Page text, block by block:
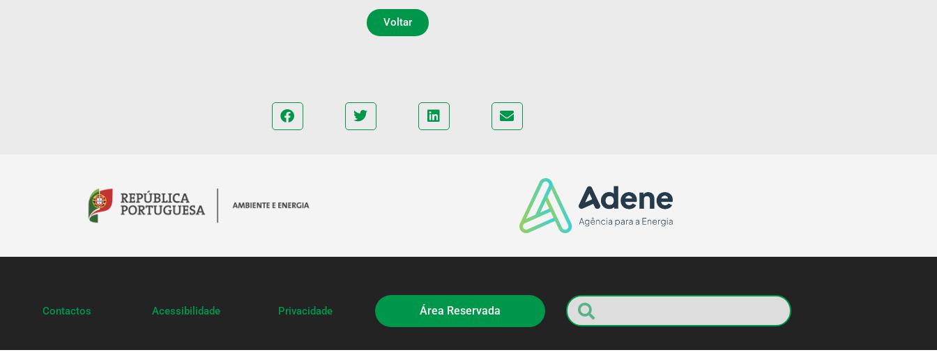
Voltar
Contactos Acessibilidade Privacidade Área Reservada